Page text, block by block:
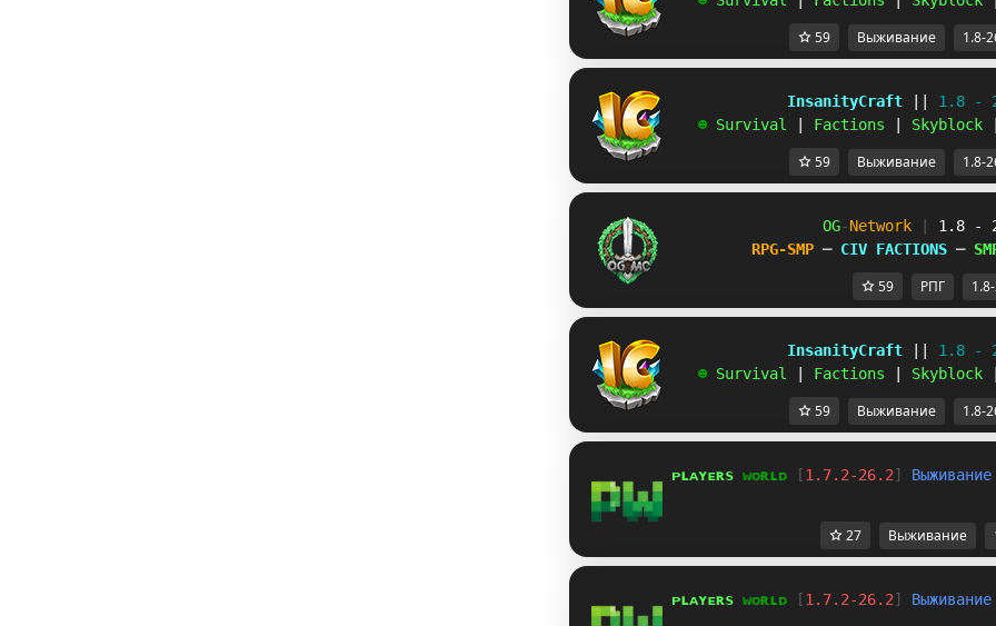
59 Выживание 1.8-
InsanityCraft
1.8 -
☻ Survival Factions Skyblock
59 Выживание 1.8-
OG-Network
1.8 -
RPG-SMP ─ CIV FACTIONS ─
59 РПГ
InsanityCraft
1.8 -
☻ Survival Factions Skyblock
59 Выживание 1.8-
ᴘʟᴀʏᴇʀs ᴡᴏʀʟᴅ [1.7.2-26.2] Выживание
27 Выживание
ᴘʟᴀʏᴇʀs ᴡᴏʀʟᴅ [1.7.2-26.2] Выживание